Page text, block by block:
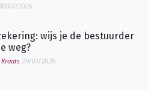
07/2026
wijs je de bestuurder
weg?
29/07/2026